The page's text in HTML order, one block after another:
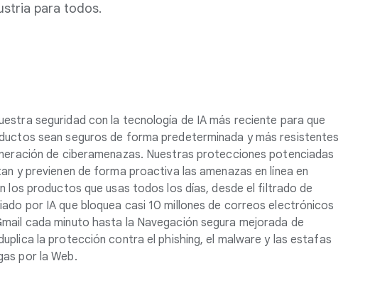
para todos.
seguridad con la tecnología de IA más reciente para que
sean seguros de forma predeterminada y más resistentes
de ciberamenazas. Nuestras protecciones potenciadas
y previenen de forma proactiva las amenazas en línea en
los productos que usas todos los días, desde el filtrado de
por IA que bloquea casi 10 millones de correos electrónicos
cada minuto hasta la Navegación segura mejorada de
la protección contra el phishing, el malware y las estafas
por la Web.